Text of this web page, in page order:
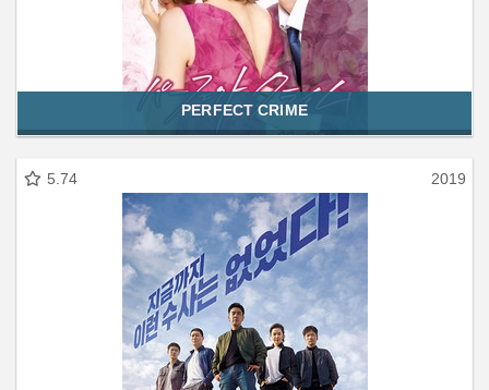
PERFECT CRIME
5.74 2019